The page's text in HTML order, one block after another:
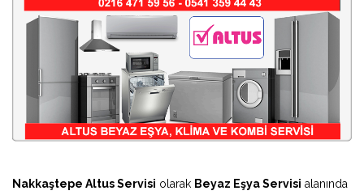
Nakkaştepe Altus Servisi olarak Beyaz Eşya Servisi alanında